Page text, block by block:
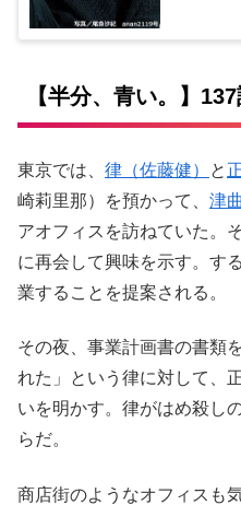
【半分、青い。】
東京では、 律（佐藤健） と
崎莉里那）を預かって、 津
アオフィスを訪ねていた。
に再会して興味を示す。す
業することを提案される。
その夜、事業計画書の書類
れた」という律に対して、
いを明かす。律がはめ殺し
らだ。
商店街のようなオフィスも